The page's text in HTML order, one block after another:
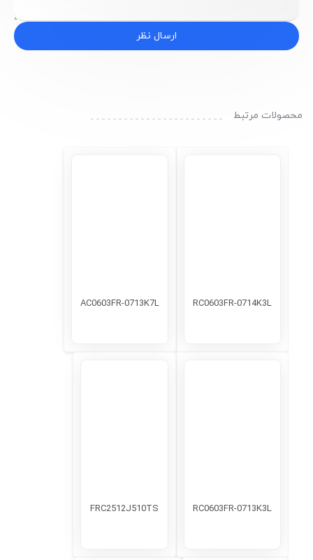
ارسال نظر
محصولات مرتبط
RC0603FR-0714K3L
AC0603FR-0713K7L
RC0603FR-0713K3L
FRC2512J510TS